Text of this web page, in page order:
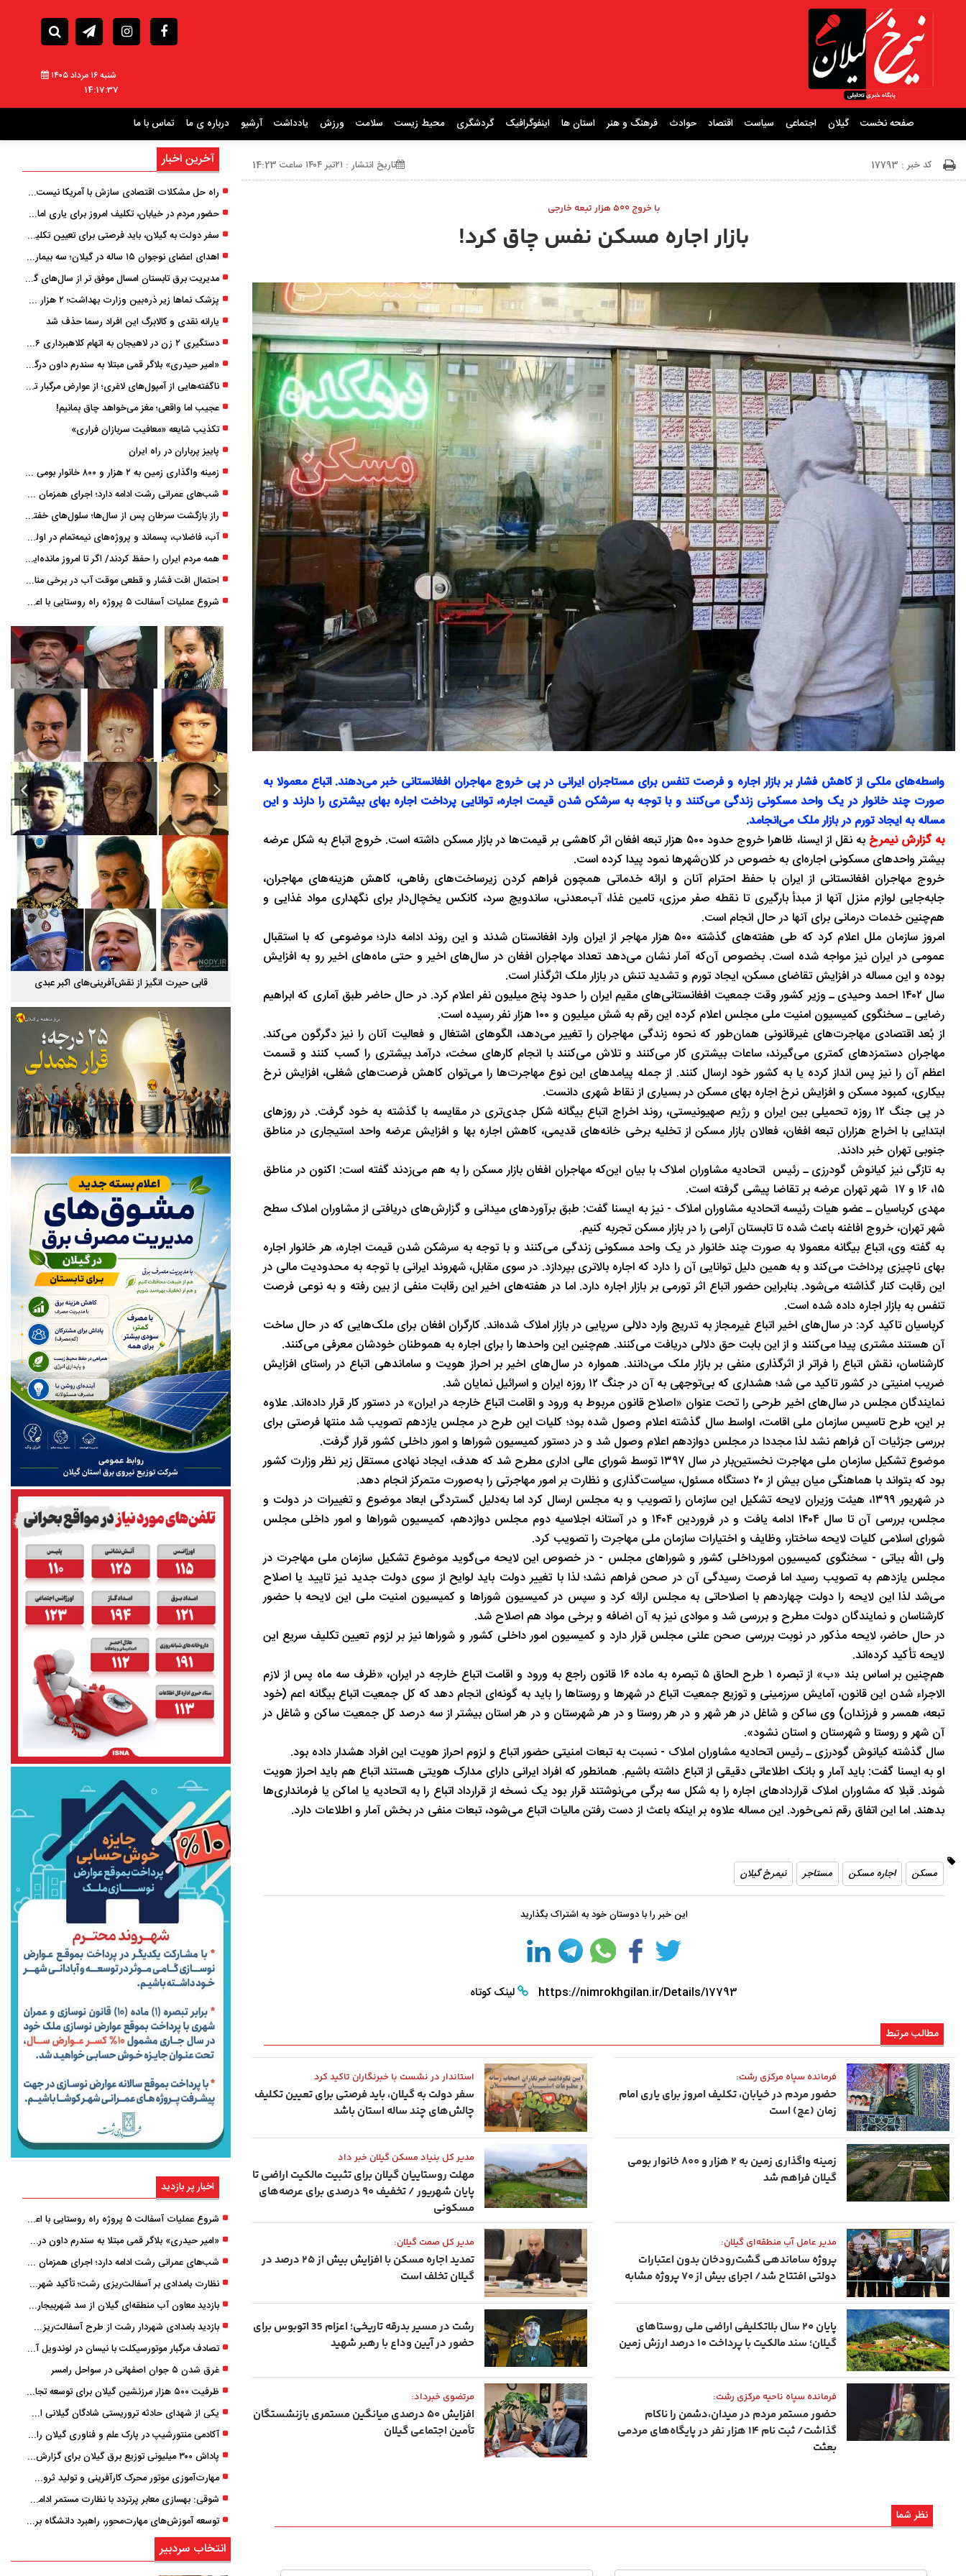
شنبه ۱۶ مرداد ۱۴۰۵
14:17:39
صفحه نخست گیلان اجتماعی سیاست اقتصاد حوادث فرهنگ و هنر استان ها اینفوگرافیک گردشگری محیط زیست سلامت ورزش یادداشت آرشیو درباره ی ما تماس با ما
کد خبر : 17793 تاریخ انتشار : ۲۱تیر ۱۴۰۴ ساعت 14:23
با خروج ۵۰۰ هزار تبعه خارجی
بازار اجاره مسکن نفس چاق کرد!
واسطه‌های ملکی از کاهش فشار بر بازار اجاره و فرصت تنفس برای مستاجران ایرانی در پی خروج مهاجران افغانستانی خبر می‌دهند. اتباع معمولا به
صورت چند خانوار در یک واحد مسکونی زندگی می‌کنند و با توجه به سرشکن شدن قیمت اجاره، توانایی پرداخت اجاره بهای بیشتری را دارند و این
مساله به ایجاد تورم در بازار ملک می‌انجامد.
به گزارش نیمرخ
به نقل از ایسنا، ظاهرا خروج حدود ۵۰۰ هزار تبعه افغان اثر کاهشی بر قیمت‌ها در بازار مسکن داشته است. خروج اتباع به شکل عرضه
بیشتر واحدهای مسکونی اجاره‌ای به خصوص در کلان‌شهرها نمود پیدا کرده است.
خروج مهاجران افغانستانی از ایران با حفظ احترام آنان و ارائه خدماتی همچون فراهم کردن زیرساخت‌های رفاهی، کاهش هزینه‌های مهاجران،
جابه‌جایی لوازم منزل آنها از مبدأ بارگیری تا نقطه صفر مرزی، تامین غذا، آب‌معدنی، ساندویچ سرد، کانکس یخچال‌دار برای نگهداری مواد غذایی و
هم‌چنین خدمات درمانی برای آنها در حال انجام است.
امروز سازمان ملل اعلام کرد که طی هفته‌های گذشته ۵۰۰ هزار مهاجر از ایران وارد افغانستان شدند و این روند ادامه دارد؛ موضوعی که با استقبال
عمومی در ایران نیز مواجه شده است. بخصوص آن‌که آمار نشان می‌دهد تعداد مهاجران افغان در سال‌های اخیر و حتی ماه‌های اخیر رو به افزایش
بوده و این مساله در افزایش تقاضای مسکن، ایجاد تورم و تشدید تنش در بازار ملک اثرگذار است.
سال ۱۴۰۲ احمد وحیدی ـ وزیر کشور وقت جمعیت افغانستانی‌های مقیم ایران را حدود پنج میلیون نفر اعلام کرد. در حال حاضر طبق آماری که ابراهیم
رضایی ـ سخنگوی کمیسیون امنیت ملی مجلس اعلام کرده این رقم به شش میلیون و ۱۰۰ هزار نفر رسیده است.
از بُعد اقتصادی مهاجرت‌های غیرقانونی همان‌طور که نحوه زندگی مهاجران را تغییر می‌دهد، الگوهای اشتغال و فعالیت آنان را نیز دگرگون می‌کند.
مهاجران دستمزدهای کمتری می‌گیرند، ساعات بیشتری کار می‌کنند و تلاش می‌کنند با انجام کارهای سخت، درآمد بیشتری را کسب کنند و قسمت
اعظم آن را نیز پس انداز کرده یا به کشور خود ارسال کنند. از جمله پیامدهای این نوع مهاجرت‌ها را می‌توان کاهش فرصت‌های شغلی، افزایش نرخ
بیکاری، کمبود مسکن و افزایش نرخ اجاره بهای مسکن در بسیاری از نقاط شهری دانست.
در پی جنگ ۱۲ روزه تحمیلی بین ایران و رژیم صهیونیستی، روند اخراج اتباع بیگانه شکل جدی‌تری در مقایسه با گذشته به خود گرفت. در روزهای
ابتدایی با اخراج هزاران تبعه افغان، فعالان بازار مسکن از تخلیه برخی خانه‌های قدیمی، کاهش اجاره بها و افزایش عرضه واحد استیجاری در مناطق
جنوبی تهران خبر دادند.
به تازگی نیز کیانوش گودرزی ـ رئیس اتحادیه مشاوران املاک با بیان این‌که مهاجران افغان بازار مسکن را به هم می‌زدند گفته است: اکنون در مناطق
۱۵، ۱۶ و ۱۷ شهر تهران عرضه بر تقاضا پیشی گرفته است.
مهدی کرباسیان ـ عضو هیات رئیسه اتحادیه مشاوران املاک - نیز به ایسنا گفت: طبق برآوردهای میدانی و گزارش‌های دریافتی از مشاوران املاک سطح
شهر تهران، خروج افاغنه باعث شده تا تابستان آرامی را در بازار مسکن تجربه کنیم.
به گفته وی، اتباع بیگانه معمولا به صورت چند خانوار در یک واحد مسکونی زندگی می‌کنند و با توجه به سرشکن شدن قیمت اجاره، هر خانوار اجاره
بهای ناچیزی پرداخت می‌کند و به همین دلیل توانایی آن را دارد که اجاره بالاتری بپردازد. در سوی مقابل، شهروند ایرانی با توجه به محدودیت مالی در
این رقابت کنار گذاشته می‌شود. بنابراین حضور اتباع اثر تورمی بر بازار اجاره دارد. اما در هفته‌های اخیر این رقابت منفی از بین رفته و به نوعی فرصت
تنفس به بازار اجاره داده شده است.
کرباسیان تاکید کرد: در سال‌های اخیر اتباع غیرمجاز به تدریج وارد دلالی سرپایی در بازار املاک شده‌اند. کارگران افغان برای ملک‌هایی که در حال ساخت
آن هستند مشتری پیدا می‌کنند و از این بابت حق دلالی دریافت می‌کنند. هم‌چنین این واحدها را برای اجاره به هموطنان خودشان معرفی می‌کنند.
کارشناسان، نقش اتباع را فراتر از اثرگذاری منفی بر بازار ملک می‌دانند. همواره در سال‌های اخیر بر احراز هویت و ساماندهی اتباع در راستای افزایش
ضریب امنیتی در کشور تاکید می شد؛ هشداری که بی‌توجهی به آن در جنگ ۱۲ روزه ایران و اسرائیل نمایان شد.
نمایندگان مجلس در سال‌های اخیر طرحی را تحت عنوان «اصلاح قانون مربوط به ورود و اقامت اتباع خارجه در ایران» در دستور کار قرار داده‌اند. علاوه
بر این، طرح تاسیس سازمان ملی اقامت، اواسط سال گذشته اعلام وصول شده بود؛ کلیات این طرح در مجلس یازدهم تصویب شد منتها فرصتی برای
بررسی جزئیات آن فراهم نشد لذا مجددا در مجلس دوازدهم اعلام وصول شد و در دستور کمیسیون شوراها و امور داخلی کشور قرار گرفت.
موضوع تشکیل سازمان ملی مهاجرت نخستین‌بار در سال ۱۳۹۷ توسط شورای عالی اداری مطرح شد که هدف، ایجاد نهادی مستقل زیر نظر وزارت کشور
بود که بتواند با هماهنگی میان بیش از ۲۰ دستگاه مسئول، سیاست‌گذاری و نظارت بر امور مهاجرتی را به‌صورت متمرکز انجام دهد.
در شهریور ۱۳۹۹، هیئت وزیران لایحه تشکیل این سازمان را تصویب و به مجلس ارسال کرد اما به‌دلیل گستردگی ابعاد موضوع و تغییرات در دولت و
مجلس، بررسی آن تا سال ۱۴۰۴ ادامه یافت و در فروردین ۱۴۰۴ و در آستانه اجلاسیه دوم مجلس دوازدهم، کمیسیون شوراها و امور داخلی مجلس
شورای اسلامی کلیات لایحه ساختار، وظایف و اختیارات سازمان ملی مهاجرت را تصویب کرد.
ولی الله بیاتی - سخنگوی کمیسیون امورداخلی کشور و شوراهای مجلس - در خصوص این لایحه می‌گوید موضوع تشکیل سازمان ملی مهاجرت در
مجلس یازدهم به تصویب رسید اما فرصت رسیدگی آن در صحن فراهم نشد؛ لذا با تغییر دولت باید لوایح از سوی دولت جدید نیز تایید یا اصلاح
می‌شد لذا این لایحه را دولت چهاردهم با اصلاحاتی به مجلس ارائه کرد و سپس در کمیسیون شوراها و کمیسیون امنیت ملی این لایحه با حضور
کارشناسان و نمایندگان دولت مطرح و بررسی شد و موادی نیز به آن اضافه و برخی مواد هم اصلاح شد.
در حال حاضر، لایحه مذکور در نوبت بررسی صحن علنی مجلس قرار دارد و کمیسیون امور داخلی کشور و شوراها نیز بر لزوم تعیین تکلیف سریع این
لایحه تأکید کرده‌اند.
هم‌چنین بر اساس بند «ب» از تبصره ۱ طرح الحاق ۵ تبصره به ماده ۱۶ قانون راجع به ورود و اقامت اتباع خارجه در ایران، «ظرف سه ماه پس از لازم
الاجراء شدن این قانون، آمایش سرزمینی و توزیع جمعیت اتباع در شهرها و روستاها را باید به گونه‌ای انجام دهد که کل جمعیت اتباع بیگانه اعم (خود
تبعه، همسر و فرزندان) وی ساکن و شاغل در هر شهر و در هر روستا و در هر شهرستان و در هر استان بیشتر از سه درصد کل جمعیت ساکن و شاغل در
آن شهر و روستا و شهرستان و استان نشود».
سال گذشته کیانوش گودرزی ـ رئیس اتحادیه مشاوران املاک - نسبت به تبعات امنیتی حضور اتباع و لزوم احراز هویت این افراد هشدار داده بود.
او به ایسنا گفت: باید آمار و بانک اطلاعاتی دقیقی از اتباع داشته باشیم. همانطور که افراد ایرانی دارای مدارک هویتی هستند اتباع هم باید احراز هویت
شوند. قبلا که مشاوران املاک قراردادهای اجاره را به شکل سه برگی می‌نوشتند قرار بود یک نسخه از قرارداد اتباع را به اتحادیه یا اماکن یا فرمانداری‌ها
بدهند. اما این اتفاق رقم نمی‌خورد. این مساله علاوه بر اینکه باعث از دست رفتن مالیات اتباع می‌شود، تبعات منفی در بخش آمار و اطلاعات دارد.
مسکن اجاره مسکن مستاجر نیمرخ گیلان
این خبر را با دوستان خود به اشتراک بگذارید
https://nimrokhgilan.ir/Details/17793 لینک کوتاه
مطالب مرتبط
فرمانده سپاه مرکزی رشت:
حضور مردم در خیابان، تکلیف امروز برای یاری امام
زمان (عج) است
استاندار در نشست با خبرنگاران تاکید کرد
سفر دولت به گیلان، باید فرصتی برای تعیین تکلیف
چالش‌های چند ساله استان باشد
زمینه واگذاری زمین به ۲ هزار و ۸۰۰ خانوار بومی
گیلان فراهم شد
مدیر کل بنیاد مسکن گیلان خبر داد
مهلت روستاییان گیلان برای تثبیت مالکیت اراضی تا
پایان شهریور / تخفیف ۹۰ درصدی برای عرصه‌های
مسکونی
مدیر عامل آب منطقه‌ای گیلان:
پروژه ساماندهی گشت‌رودخان بدون اعتبارات
دولتی افتتاح شد/ اجرای بیش از ۷۰ پروژه مشابه
مدیر کل صمت گیلان:
تمدید اجاره مسکن با افزایش بیش از ۲۵ درصد در
گیلان تخلف است
پایان ۲۰ سال بلاتکلیفی اراضی ملی روستاهای
گیلان؛ سند مالکیت با پرداخت ۱۰ درصد ارزش زمین
رشت در مسیر بدرقه تاریخی؛ اعزام 35 اتوبوس برای
حضور در آیین وداع با رهبر شهید
فرمانده سپاه ناحیه مرکزی رشت:
حضور مستمر مردم در میدان،دشمن را ناکام
گذاشت/ ثبت‌ نام ۱۴ هزار نفر در پایگاه‌های مردمی
بعثت
مرتضوی خبرداد:
افزایش ۵۰ درصدی میانگین مستمری بازنشستگان
تأمین اجتماعی گیلان
نظر شما
آخرین اخبار
راه حل مشکلات اقتصادی سازش با آمریکا نیست/ دولت مانع زیان شالیکاران شود
حضور مردم در خیابان، تکلیف امروز برای یاری امام زمان (عج) است
سفر دولت به گیلان، باید فرصتی برای تعیین تکلیف چالش‌های چند ساله استان باشد
اهدای اعضای نوجوان ۱۵ ساله در گیلان؛ سه بیمار زندگی دوباره یافتند
مدیریت برق تابستان امسال موفق ‌تر از سال‌های گذشته بود
پزشک ‌نماها زیر ذره‌بین وزارت بهداشت؛ ۲ هزار صفحه مداخله‌گر درمانی مسدود شد
یارانه نقدی و کالابرگ این افراد رسما حذف شد
دستگیری ۲ زن در لاهیجان به اتهام کلاهبرداری ۶ میلیارد تومانی با وعده وام
«امیر حیدری» بلاگر قمی مبتلا به سندرم داون درگذشت
ناگفته‌هایی از آمپول‌های لاغری؛ از عوارض مرگبار تا زیبایی
عجیب اما واقعی؛ مغز می‌خواهد چاق بمانیم!
تکذیب شایعه «معافیت سربازان فراری»
پاییز پرباران در راه ایران
زمینه واگذاری زمین به ۲ هزار و ۸۰۰ خانوار بومی گیلان فراهم شد
شب‌های عمرانی رشت ادامه دارد؛ اجرای همزمان آسفالت‌ریزی در پنج منطقه شهری
راز بازگشت سرطان پس از سال‌ها؛ سلول‌های خفته چگونه دوباره بیدار می‌شوند؟
آب، فاضلاب، پسماند و پروژه‌های نیمه‌تمام در اولویت مصوبات سفر دولت
همه مردم ایران را حفظ کردند/ اگر تا امروز مانده‌ایم، به ‌خاطر مردم نجیب ایران بوده است
احتمال افت فشار و قطعی موقت آب در برخی مناطق گیلان
شروع عملیات آسفالت ۵ پروژه راه ‌روستایی با اعتبار ۳۷۰ میلیاردی در گیلان
قابی حیرت‌ انگیز از نقش‌آفرینی‌های اکبر عبدی پاییز هزار رنگ گیلان شب های همیشه روشن رشت
اخبار پر بازدید
شروع عملیات آسفالت ۵ پروژه راه ‌روستایی با اعتبار ۳۷۰ میلیاردی در گیلان
«امیر حیدری» بلاگر قمی مبتلا به سندرم داون درگذشت
شب‌های عمرانی رشت ادامه دارد؛ اجرای همزمان آسفالت‌ریزی در پنج منطقه شهری
نظارت بامدادی بر آسفالت‌ریزی رشت؛ تأکید شهردار و بازرس کل بر کیفیت اجرای پروژه‌ها
بازدید معاون آب منطقه‌ای گیلان از سد شهربیجار برای تداوم تأمین آب شرب استان
بازدید بامدادی شهردار رشت از طرح آسفالت‌ریزی گسترده در مناطق پنج‌گانه
تصادف مرگبار موتورسیکلت با نیسان در لوندویل آستارا/ انتقال مصدوم با اورژانس هوایی به رشت
غرق شدن ۵ جوان اصفهانی در سواحل رامسر
ظرفیت ۵۰۰ هزار مرزنشین گیلان برای توسعه تجارت فعال می‌شود
یکی از شهدای حادثه تروریستی شادگان گیلانی است/ شهادت «سینا سیاه‌ نژاد» در درگیری با اشرار مسلح
آکادمی منتورشیپ در پارک علم و فناوری گیلان راه‌اندازی شد
پاداش ۳۰۰ میلیونی توزیع برق گیلان برای گزارش ماینرهای غیرمجاز
مهارت‌آموزی موتور محرک کارآفرینی و تولید ثروت است
شوقی: بهسازی معابر پرتردد با نظارت مستمر ادامه دارد
توسعه آموزش‌های مهارت‌محور، راهبرد دانشگاه برای تربیت نیروی متخصص است
انتخاب سردبیر